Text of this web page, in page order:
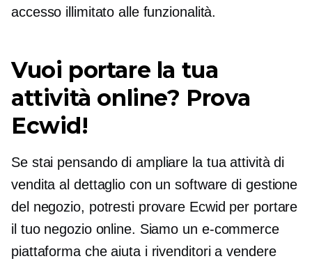
accesso illimitato alle funzionalità.
Vuoi portare la tua
attività online? Prova
Ecwid!
Se stai pensando di ampliare la tua attività di
vendita al dettaglio con un software di gestione
del negozio, potresti provare Ecwid per portare
il tuo negozio online. Siamo un e-commerce
piattaforma che aiuta i rivenditori a vendere